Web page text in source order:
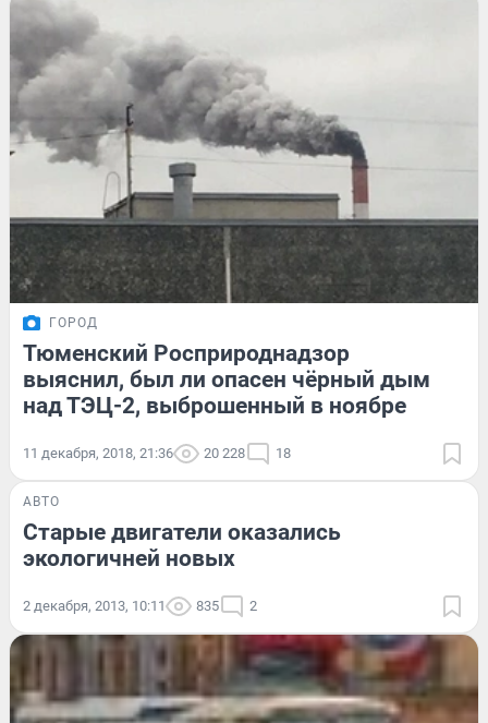
ГОРОД
Тюменский Росприроднадзор
выяснил, был ли опасен чёрный дым
над ТЭЦ-2, выброшенный в ноябре
11 декабря, 2018, 21:36 20 228 18
АВТО
Старые двигатели оказались
экологичней новых
2 декабря, 2013, 10:11 835 2